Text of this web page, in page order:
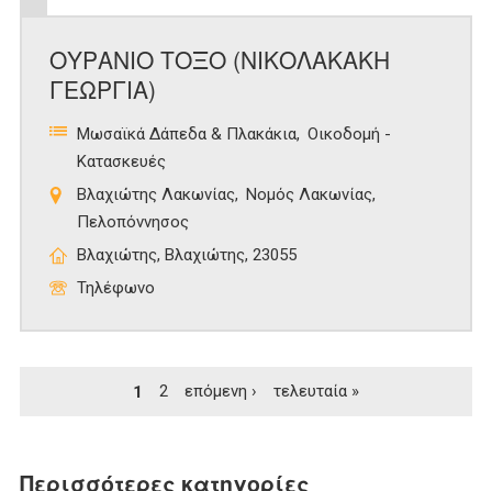
ΟΥΡΑΝΙΟ ΤΟΞΟ (ΝΙΚΟΛΑΚΑΚΗ
ΓΕΩΡΓΙΑ)
Μωσαϊκά Δάπεδα & Πλακάκια Οικοδομή -
Κατασκευές
Βλαχιώτης Λακωνίας
Νομός Λακωνίας
Πελοπόννησος
Βλαχιώτης, Βλαχιώτης, 23055
Τηλέφωνο
1 2 επόμενη › τελευταία »
Περισσότερες κατηγορίες